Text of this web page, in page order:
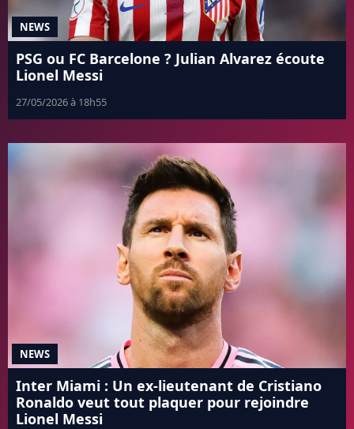
NEWS
PSG ou FC Barcelone ? Julian Alvarez écoute
Lionel Messi
27/05/2026 à 18h55
NEWS
Inter Miami : Un ex-lieutenant de Cristiano
Ronaldo veut tout plaquer pour rejoindre
Lionel Messi